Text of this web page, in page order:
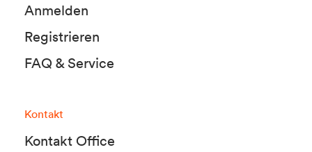
Anmelden
Registrieren
FAQ & Service
Kontakt
Kontakt Office